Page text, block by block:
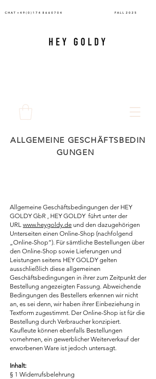
C H A T + 4 9 ( 0 ) 1 7 4 8 6 6 0 7 0 4 F A L L 2 0 2 5
ALLGEMEINE GESCHÄFTSBEDIN
GUNGEN
Allgemeine Geschäftsbedingungen der HEY
GOLDY GbR , HEY GOLDY führt unter der
URL www.heygoldy.de und den dazugehörigen
Unterseiten einen Online-Shop (nachfolgend
„Online-Shop“). Für sämtliche Bestellungen über
den Online-Shop sowie Lieferungen und
Leistungen seitens HEY GOLDY gelten
ausschließlich diese allgemeinen
Geschäftsbedingungen in ihrer zum Zeitpunkt der
Bestellung angezeigten Fassung. Abweichende
Bedingungen des Bestellers erkennen wir nicht
an, es sei denn, wir haben ihrer Einbeziehung in
Textform zugestimmt. Der Online-Shop ist für die
Bestellung durch Verbraucher konzipiert.
Kaufleute können ebenfalls Bestellungen
vornehmen, ein gewerblicher Weiterverkauf der
erworbenen Ware ist jedoch untersagt.
Inhalt:
§ 1 Widerrufsbelehrung